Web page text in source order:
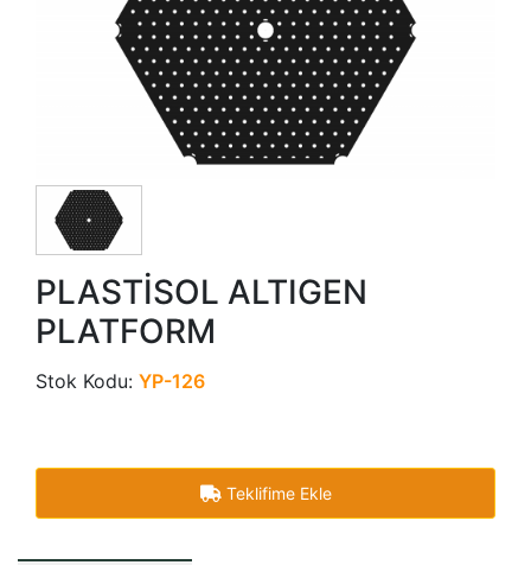
PLASTİSOL ALTIGEN
PLATFORM
Stok Kodu: YP-126
Teklifime Ekle